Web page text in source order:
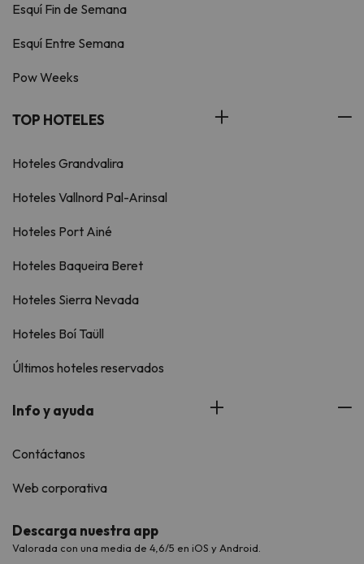
Esquí Fin de Semana
Esquí Entre Semana
Pow Weeks
TOP HOTELES
Hoteles Grandvalira
Hoteles Vallnord Pal-Arinsal
Hoteles Port Ainé
Hoteles Baqueira Beret
Hoteles Sierra Nevada
Hoteles Boí Taüll
Últimos hoteles reservados
Info y ayuda
Contáctanos
Web corporativa
Descarga nuestra app
Valorada con una media de 4,6/5 en iOS y Android.